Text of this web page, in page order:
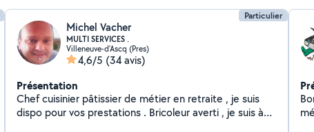
Particulier
Michel Vacher
MULTI SERVICES .
Villeneuve-d'Ascq (Pres)
4,6/5 (34 avis)
Présentation
Chef cuisinier pâtissier de métier en retraite , je suis
dispo pour vos prestations . Bricoleur averti , je suis à
Bonjour, Je